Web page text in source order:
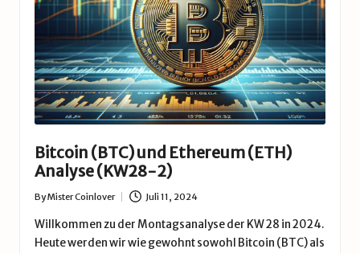
Bitcoin (BTC) und Ethereum (ETH)
Analyse (KW28-2)
Posted
by
ByMister Coinlover Juli 11, 2024
Willkommen zu der Montagsanalyse der KW 28 in 2024.
Heute werden wir wie gewohnt sowohl Bitcoin (BTC) als